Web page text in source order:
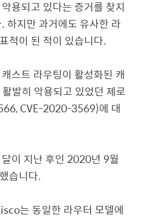
용되고 있다는 증거를 찾지
.하지만 과거에도 유사한 라
적이 된 적이 있습니다.
스트 라우팅이 활성화된 캐
발히 악용되고 있었던 제로
CVE-2020-3569)에 대
이 지난 후인 2020년 9월
습니다.
는 동일한 라우터 모델에